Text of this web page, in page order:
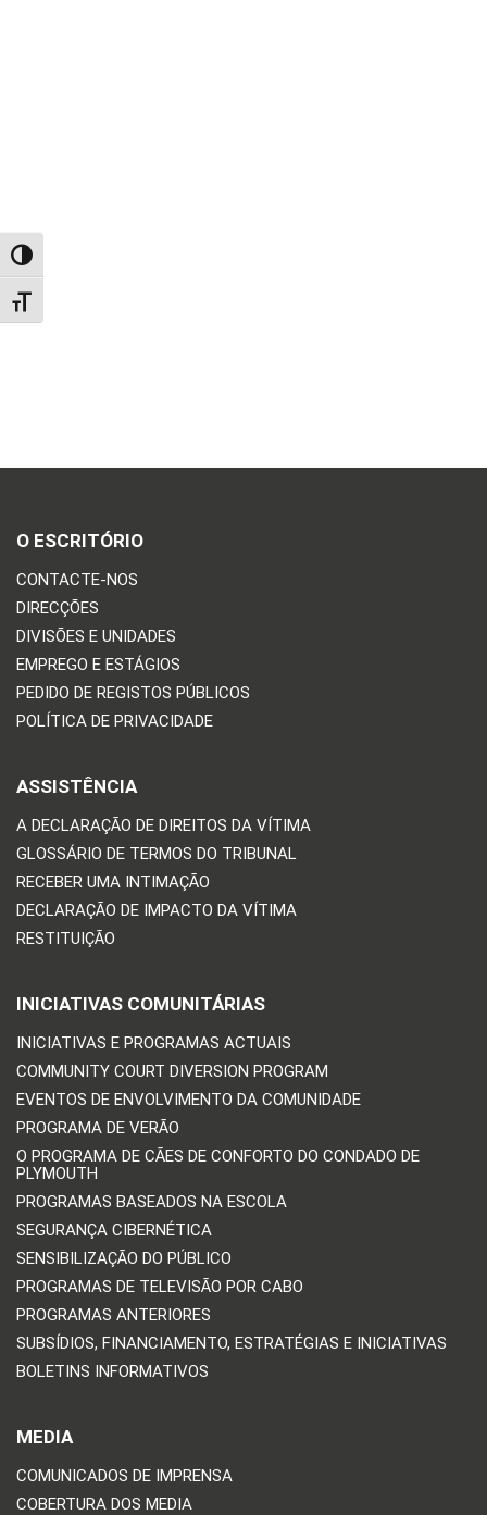
TOGGLE HIGH CONTRAST
TOGGLE FONT SIZE
O ESCRITÓRIO
CONTACTE-NOS
DIRECÇÕES
DIVISÕES E UNIDADES
EMPREGO E ESTÁGIOS
PEDIDO DE REGISTOS PÚBLICOS
POLÍTICA DE PRIVACIDADE
ASSISTÊNCIA
A DECLARAÇÃO DE DIREITOS DA VÍTIMA
GLOSSÁRIO DE TERMOS DO TRIBUNAL
RECEBER UMA INTIMAÇÃO
DECLARAÇÃO DE IMPACTO DA VÍTIMA
RESTITUIÇÃO
INICIATIVAS COMUNITÁRIAS
INICIATIVAS E PROGRAMAS ACTUAIS
COMMUNITY COURT DIVERSION PROGRAM
EVENTOS DE ENVOLVIMENTO DA COMUNIDADE
PROGRAMA DE VERÃO
O PROGRAMA DE CÃES DE CONFORTO DO CONDADO DE
PLYMOUTH
PROGRAMAS BASEADOS NA ESCOLA
SEGURANÇA CIBERNÉTICA
SENSIBILIZAÇÃO DO PÚBLICO
PROGRAMAS DE TELEVISÃO POR CABO
PROGRAMAS ANTERIORES
SUBSÍDIOS, FINANCIAMENTO, ESTRATÉGIAS E INICIATIVAS
BOLETINS INFORMATIVOS
MEDIA
COMUNICADOS DE IMPRENSA
COBERTURA DOS MEDIA